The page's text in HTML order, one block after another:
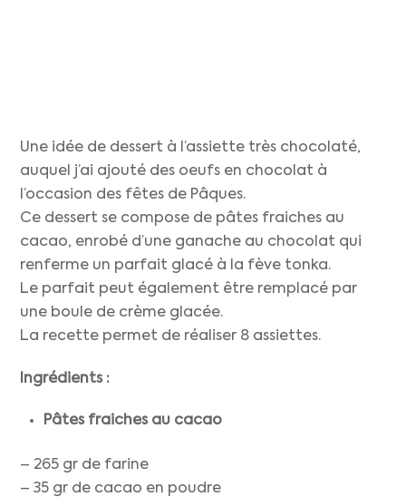
Une idée de dessert à l’assiette très chocolaté,
auquel j’ai ajouté des oeufs en chocolat à
l’occasion des fêtes de Pâques.
Ce dessert se compose de pâtes fraiches au
cacao, enrobé d’une ganache au chocolat qui
renferme un parfait glacé à la fève tonka.
Le parfait peut également être remplacé par
une boule de crème glacée.
La recette permet de réaliser 8 assiettes.
Ingrédients :
Pâtes fraiches au cacao
– 265 gr de farine
– 35 gr de cacao en poudre